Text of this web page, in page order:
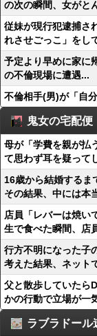
の次の瞬間、女がと
従妹が現行犯逮捕さ
れさせごっこ」をし
予定より早めに家に
の不倫現場に遭遇...
不倫相手(男)が「自
鬼女の宅配便
母が「学費を親が払
て思わず耳を疑って
16歳から結婚するま
その結果、中には本
店員「レバーは焼い
生で食べた瞬間、店
行方不明になった子
考えた結果、ネット
父と散歩していたら
かの行動で立場が一
ラブラドール